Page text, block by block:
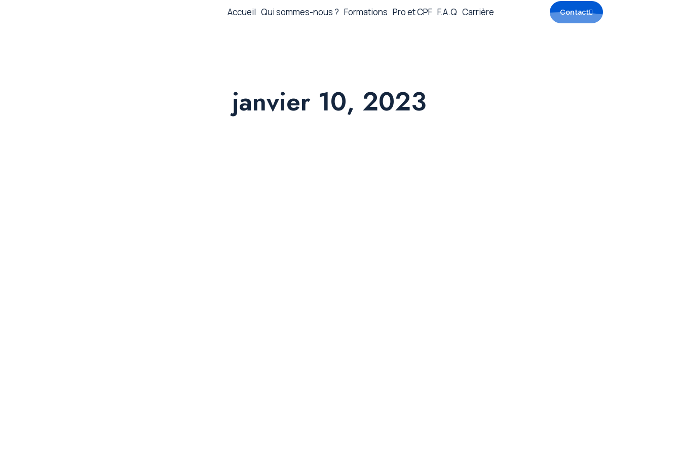
Accueil Qui sommes-nous ? Formations Pro et CPF F.A.Q Carrière Contact
janvier 10, 2023